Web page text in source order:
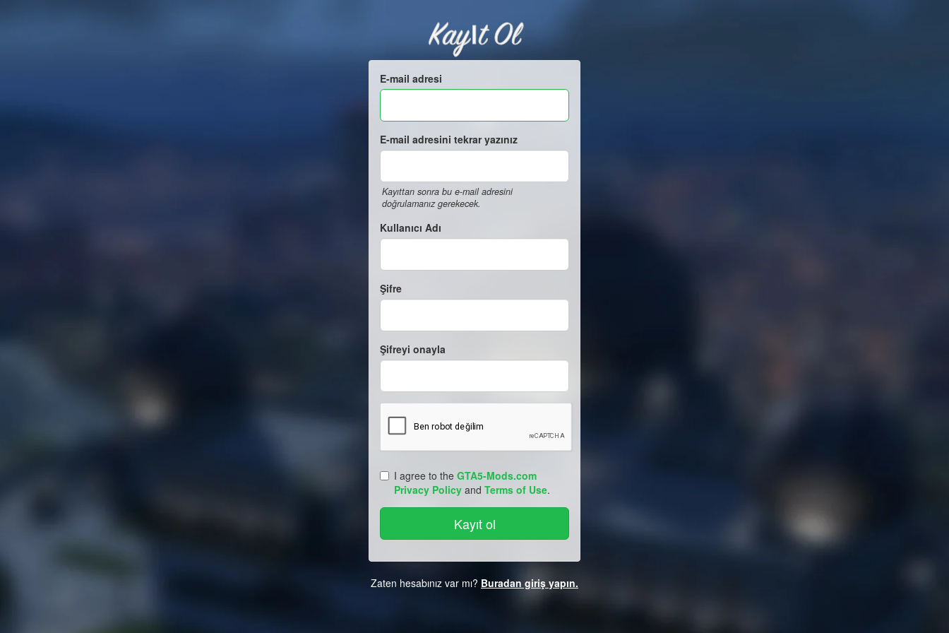
Kayıt Ol
E-mail adresi
E-mail adresini tekrar yazınız
Kayıttan sonra bu e-mail adresini
doğrulamanız gerekecek.
Kullanıcı Adı
Şifre
Şifreyi onayla
I agree to the GTA5-Mods.com
Privacy Policy and Terms of Use.
Zaten hesabınız var mı? Buradan giriş yapın.